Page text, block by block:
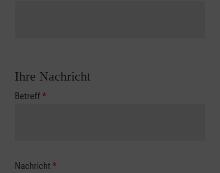
Ihre Nachricht
Betreff*
Nachricht *